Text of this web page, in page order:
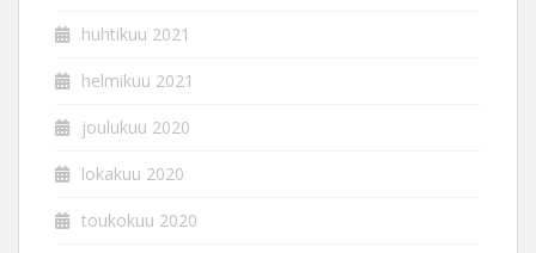
huhtikuu 2021
helmikuu 2021
joulukuu 2020
lokakuu 2020
toukokuu 2020